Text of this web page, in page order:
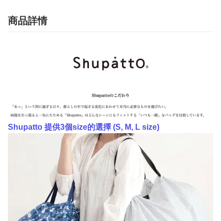
商品詳情
Shupatto 提供3個size的選擇 (S, M, L size)